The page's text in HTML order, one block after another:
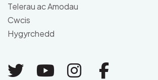
Telerau ac Amodau
Cwcis
Hygyrchedd
Link to Twitter
Link to
Link to
Link